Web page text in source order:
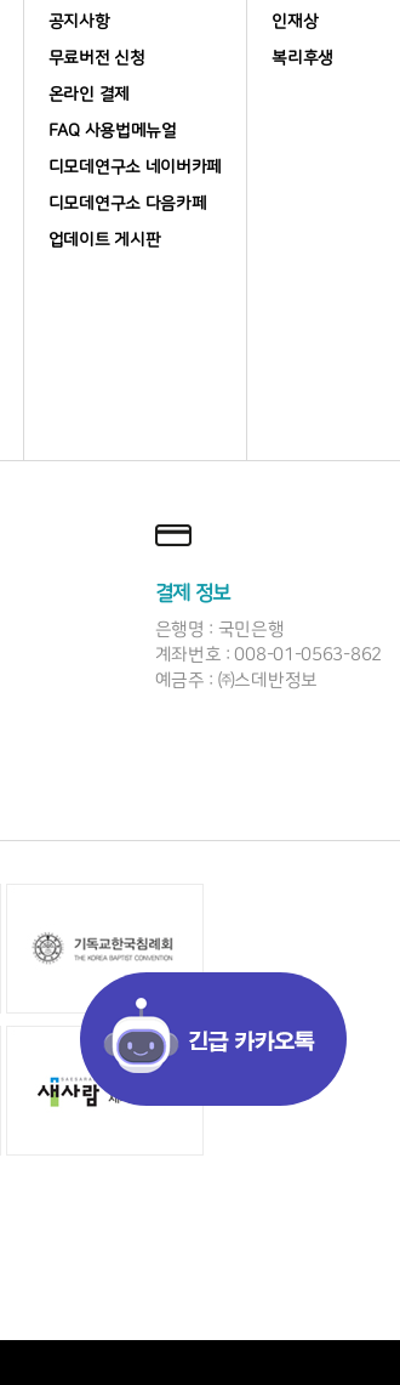
공지사항
무료버전 신청
온라인 결제
FAQ 사용법메뉴얼
디모데연구소 네이버카페
디모데연구소 다음카페
업데이트 게시판
인재상
복리후생
결제 정보
은행명 : 국민은행
계좌번호 : 008-01-0563-862
예금주 : ㈜스데반정보